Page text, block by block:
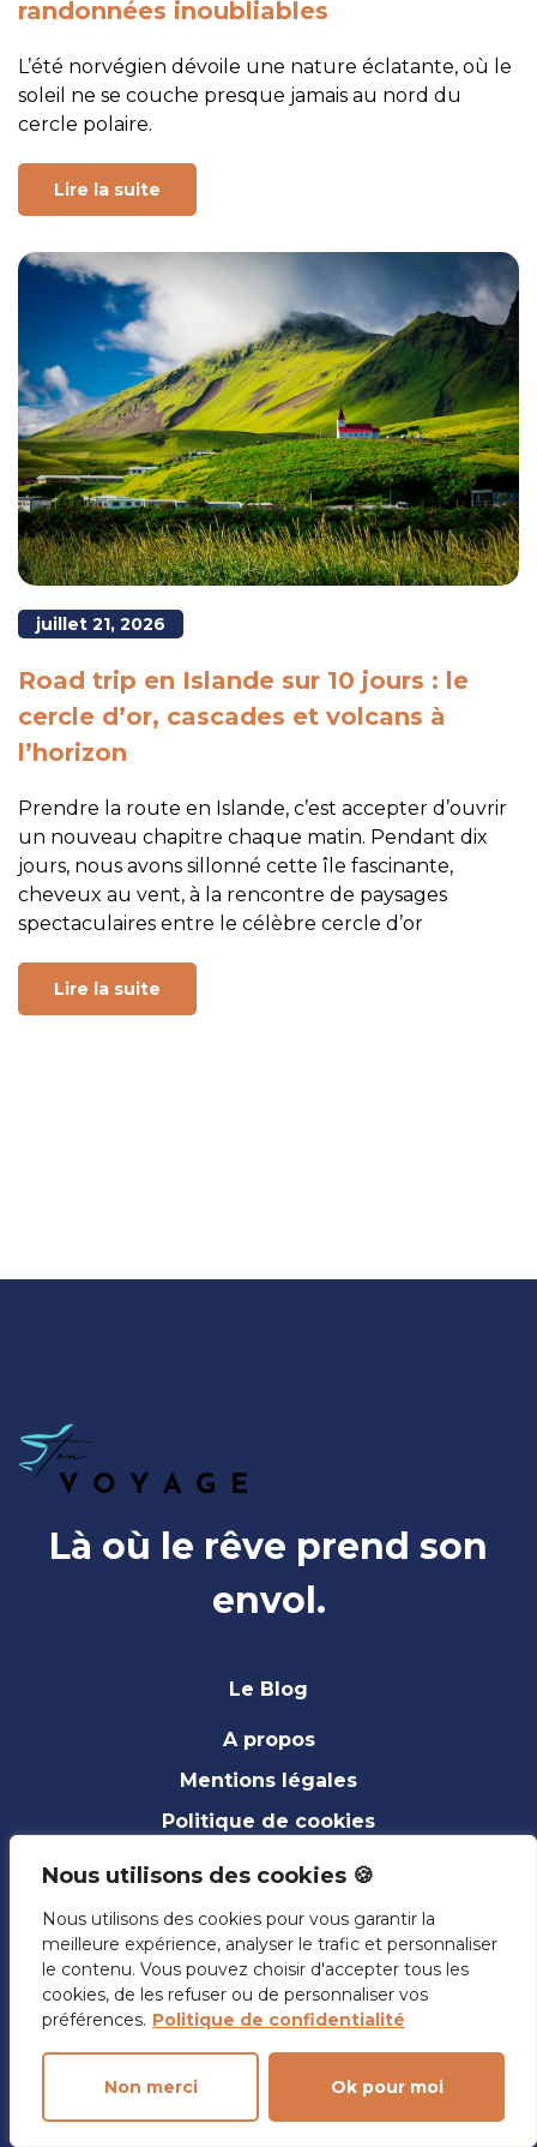
Nous utilisons des cookies 🍪
Nous utilisons des cookies pour vous garantir la
meilleure expérience, analyser le trafic et personnaliser
le contenu. Vous pouvez choisir d'accepter tous les
cookies, de les refuser ou de personnaliser vos
préférences. Politique de confidentialité
Non merci Ok pour moi
randonnées inoubliables
L’été norvégien dévoile une nature éclatante, où le
soleil ne se couche presque jamais au nord du
cercle polaire.
Lire la suite
juillet 21, 2026
Road trip en Islande sur 10 jours : le
cercle d’or, cascades et volcans à
l’horizon
Prendre la route en Islande, c’est accepter d’ouvrir
un nouveau chapitre chaque matin. Pendant dix
jours, nous avons sillonné cette île fascinante,
cheveux au vent, à la rencontre de paysages
spectaculaires entre le célèbre cercle d’or
Lire la suite
Là où le rêve prend son
envol.
Le Blog
A propos
Mentions légales
Politique de cookies
Nous soutenir
Contact
contactez-nous